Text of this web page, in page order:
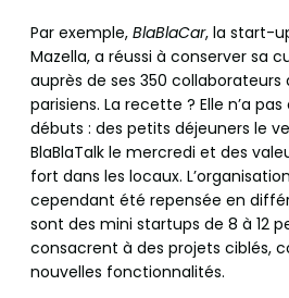
Par exemple, BlaBlaCar, la start-
Mazella, a réussi à conserver sa
auprès de ses 350 collaborateurs
parisiens. La recette ? Elle n’a
débuts : des petits déjeuners le
BlaBlaTalk le mercredi et des
fort dans les locaux.
cependant été repensée en
sont des mini startups de 8 à 12
consacrent à des projets ciblés,
nouvelles fonctionnalités.